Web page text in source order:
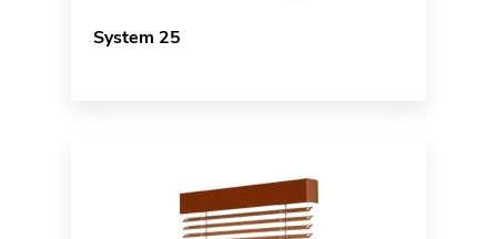
System 25